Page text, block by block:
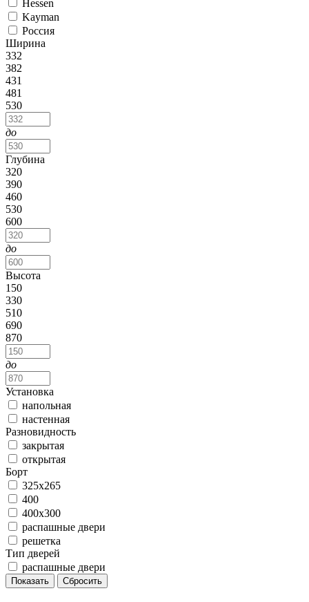
Hessen
Kayman
Россия
Ширина
332
382
431
481
530
до
Глубина
320
390
460
530
600
до
Высота
150
330
510
690
870
до
Установка
напольная
настенная
Разновидность
закрытая
открытая
Борт
325x265
400
400x300
распашные двери
решетка
Тип дверей
распашные двери